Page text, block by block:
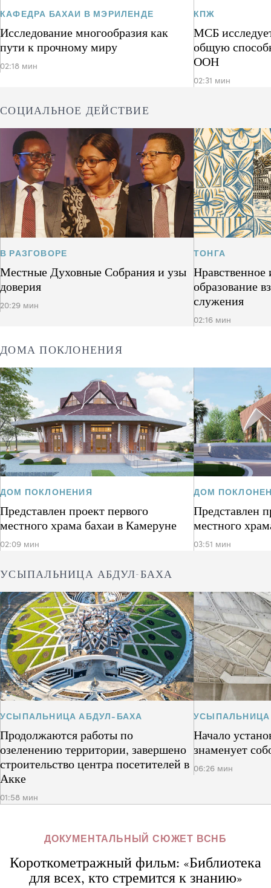
КАФЕДРА БАХАИ В МЭРИЛЕНДЕ
Исследование многообразия как
пути к прочному миру
02:18 мин
КПЖ
МСБ
общую
ООН
02:31 мин
СОЦИАЛЬНОЕ ДЕЙСТВИЕ
В РАЗГОВОРЕ
Местные Духовные Собрания и узы
доверия
20:29 мин
ТОНГА
Нравственное
образование
служения
02:16 мин
ДОМА ПОКЛОНЕНИЯ
ДОМ ПОКЛОНЕНИЯ
Представлен проект первого
местного храма бахаи в Камеруне
02:09 мин
ДОМ
Представлен
местного
03:51 мин
УСЫПАЛЬНИЦА АБДУЛ-БАХА
УСЫПАЛЬНИЦА АБДУЛ-БАХА
Продолжаются работы по
озеленению территории, завершено
строительство центра посетителей в
Акке
01:58 мин
Начало
знаменует
06:26 мин
ДОКУМЕНТАЛЬНЫЙ СЮЖЕТ ВСНБ
Короткометражный фильм: «Библиотека
для всех, кто стремится к знанию»